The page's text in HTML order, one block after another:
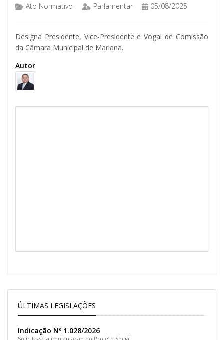
Ato Normativo Parlamentar 05/08/2025
Designa Presidente, Vice-Presidente e Vogal de Comissão
da Câmara Municipal de Mariana.
Autor
ÚLTIMAS LEGISLAÇÕES
Indicação Nº 1.028/2026